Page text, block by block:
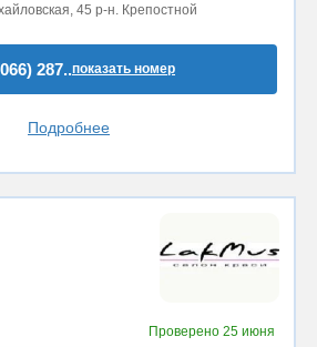
45 р-н. Крепостной
287..показать номер
Подробнее
Проверено 25 июня